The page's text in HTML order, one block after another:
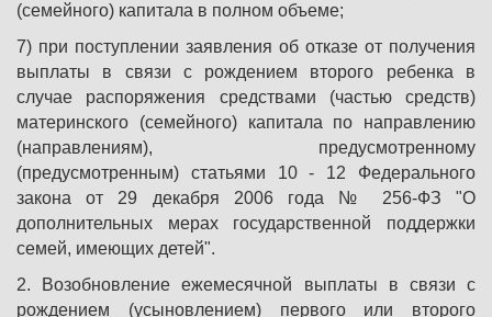
(семейного) капитала в полном объеме;
7) при поступлении заявления об отказе от получения
выплаты в связи с рождением второго ребенка в
случае распоряжения средствами (частью средств)
материнского (семейного) капитала по направлению
(направлениям), предусмотренному
(предусмотренным) статьями 10 - 12 Федерального
закона от 29 декабря 2006 года № 256-ФЗ "О
дополнительных мерах государственной поддержки
семей, имеющих детей".
2. Возобновление ежемесячной выплаты в связи с
рождением (усыновлением) первого или второго